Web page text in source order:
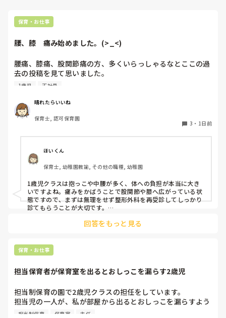
保育・お仕事
腰、膝　痛み始めました。(>_<)
腰痛、膝痛、股関節痛の方、多くいらっしゃるなとここの過
去の投稿を見て思いました。
という私も、２週間前、初めて腰痛になりました。
右腰が痛くて、起き上がれない。
ようやく立てたら、しゃがめない。
驚きました。
通院して、コルセット、湿布、痛み止め、電気などで１週間
乗り切ったら
週末には、左が痛みだし、これも痛み止めや湿布で抑えて仕
事をしていたら、
床から支えなしに立ち上がりにくくなり、痛みが走ります。
自転車通勤ですが、それも、膝や太ももに痛みが来始めまし
た。
今は８月。
家でもやることはあります。
日常生活すら支障をきたすほどになりました。
1歳児 正社員
晴れたらいいね
保育士, 認可保育園
3 ・ 1日前
ほいくん
保育士, 幼稚園教諭, その他の職種, 幼稚園
1歳児クラスは抱っこや中腰が多く、体への負担が本当に大き
いですよね。痛みをかばうことで股関節や膝へ広がっている状
態ですので、まずは無理をせず整形外科を再受診してしっかり
診てもらうことが大切です。
用したり、抱っこや重い作業は周囲の先生に相談して頼むよう
回答をもっと見る
保育・お仕事
担当保育者が保育室を出るとおしっこを漏らす2歳児
担当制保育の園で2歳児クラスの担任をしています。
担当児の一人が、私が部屋から出るとおしっこを漏らすよう
になりました。
担当制保育 保育室 主任